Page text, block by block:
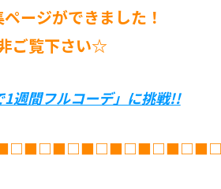
ージができました！
ご覧下さい☆
週間フルコーデ」に挑戦!!